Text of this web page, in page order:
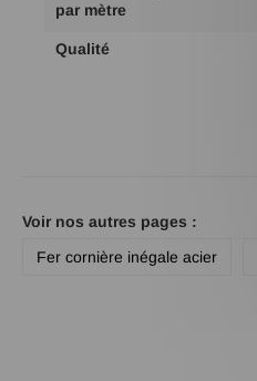
par mètre
Qualité
Voir nos autres pages :
Fer cornière inégale acier